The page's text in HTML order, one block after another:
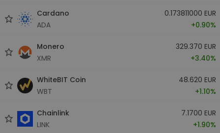
Cardano
ADA
0.173811000 EUR
+0.90%
Monero
XMR
329.370 EUR
+3.40%
WhiteBIT Coin
WBT
48.620 EUR
+1.10%
Chainlink
LINK
7.1700 EUR
+1.90%